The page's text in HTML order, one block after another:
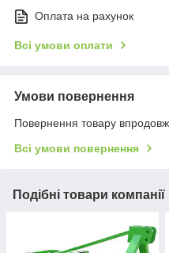
Оплата на рахунок
Всі умови оплати
Умови повернення
Повернення товару
Всі умови повернення
Подібні товари компанії